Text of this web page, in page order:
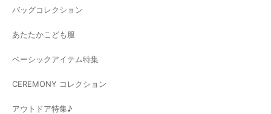
バッグコレクション
あたたかこども服
ベーシックアイテム特集
CEREMONY コレクション
アウトドア特集♪